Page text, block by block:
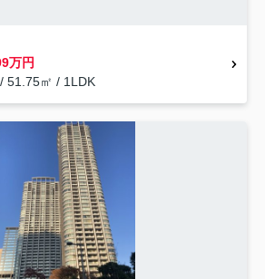
万円
51.75㎡ / 1LDK